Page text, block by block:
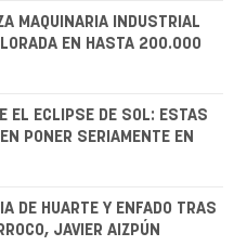
MAQUINARIA INDUSTRIAL
EN HASTA 200.000
EL ECLIPSE DE SOL: ESTAS
PONER SERIAMENTE EN
DE HUARTE Y ENFADO TRAS
JAVIER AIZPÚN